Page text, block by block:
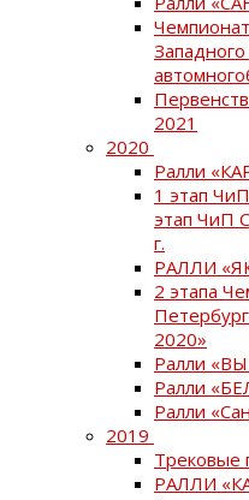
2021
2020
Ралли
1 этап
этап ЧиП
г.
РАЛЛИ
2 этапа
2020»
Ралли
Ралли
Ралли
2019
Трековые
РАЛЛИ